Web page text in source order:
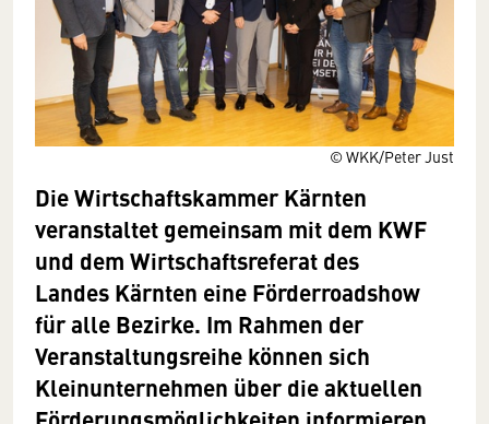
© WKK/Peter Just
Die Wirtschaftskammer Kärnten
veranstaltet gemeinsam mit dem KWF
und dem Wirtschaftsreferat des
Landes Kärnten eine Förderroadshow
für alle Bezirke. Im Rahmen der
Veranstaltungsreihe können sich
Kleinunternehmen über die aktuellen